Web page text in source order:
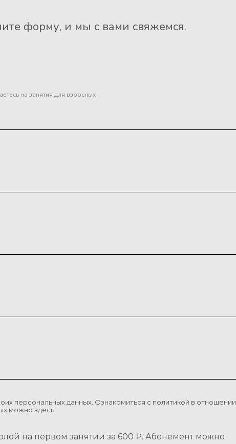
форму, и мы с вами свяжемся.
на занятия для взрослых
персональных данных. Ознакомиться с политикой в отношении
можно здесь
на первом занятии за 600 ₽. Абонемент можно